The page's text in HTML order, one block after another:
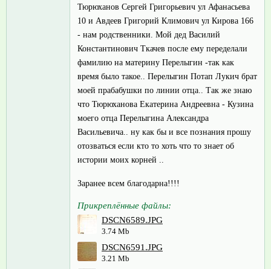
Тюрюханов Сергей Григорьевич ул Афанасьева
10 и Авдеев Григорий Климович ул Кирова 166
- нам родственники. Мой дед Василий
Константинович Ткачев после ему переделали
фамилию на материну Перелыгин -так как
время было такое.. Перелыгин Потап Лукич брат
моей прабабушки по линии отца.. Так же знаю
что Тюрюханова Екатерина Андреевна - Кузина
моего отца Перелыгина Александра
Васильевича.. ну как бы и все познания прошу
отозваться если кто то хоть что то знает об
истории моих корней ..
Заранее всем благодарна!!!!
Прикреплённые файлы:
DSCN6589.JPG
3.74 Mb
DSCN6591.JPG
3.21 Mb